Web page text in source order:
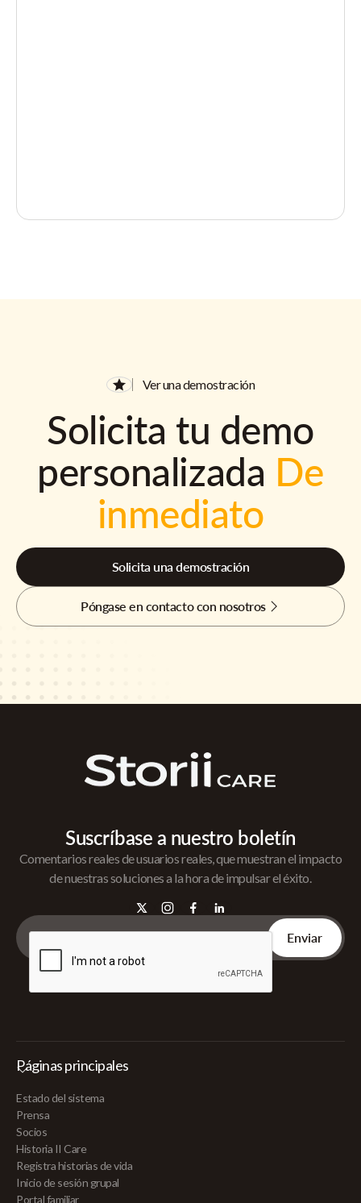
Ver una demostración
Solicita tu demo
personalizada De
inmediato
Solicita una demostración
Póngase en contacto con nosotros
Suscríbase a nuestro boletín
Comentarios reales de usuarios reales, que muestran el impacto
de nuestras soluciones a la hora de impulsar el éxito.
Páginas principales
Estado del sistema
Prensa
Socios
Historia II Care
Registra historias de vida
Inicio de sesión grupal
Portal familiar